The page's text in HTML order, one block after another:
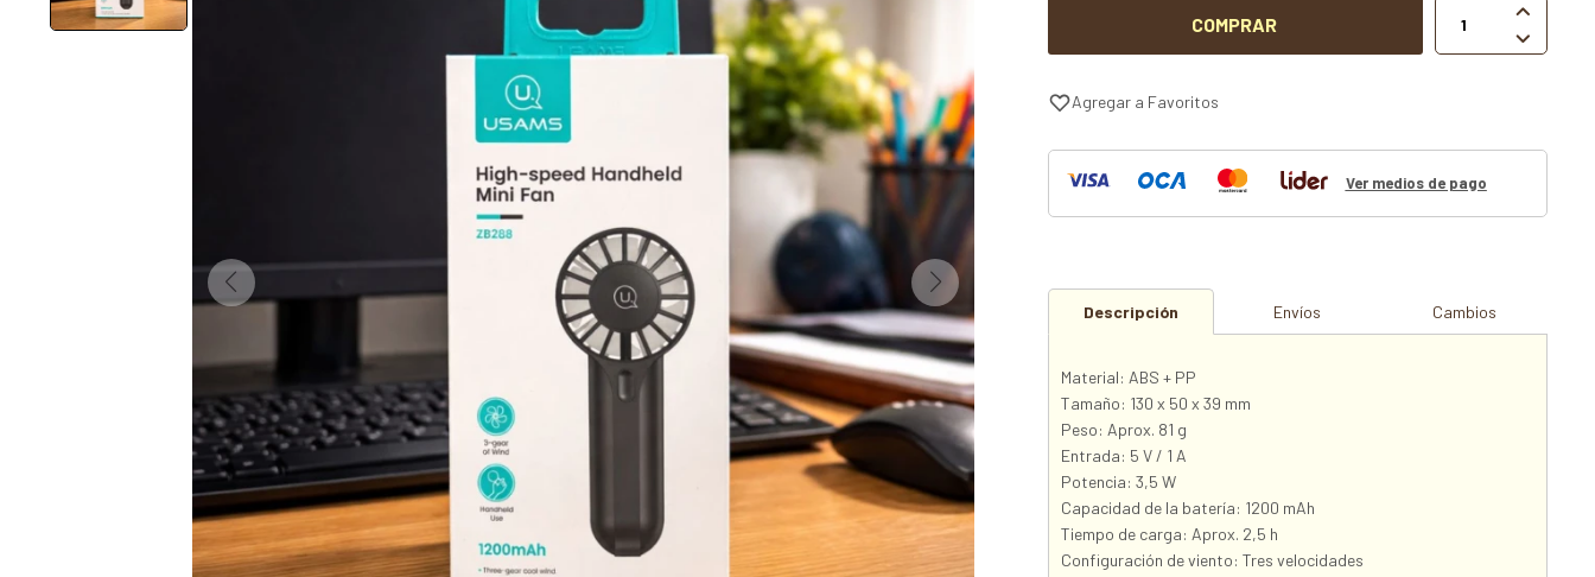
COMPRAR


Ver medios de pago
Descripción Envíos Cambios
Material: ABS + PP
Tamaño: 130 x 50 x 39 mm
Peso: Aprox. 81 g
Entrada: 5 V / 1 A
Potencia: 3,5 W
Capacidad de la batería: 1200 mAh
Tiempo de carga: Aprox. 2,5 h
Configuración de viento: Tres velocidades